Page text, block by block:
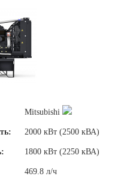
Mitsubishi
2000 кВт (2500 кВА)
1800 кВт (2250 кВА)
469.8 л/ч